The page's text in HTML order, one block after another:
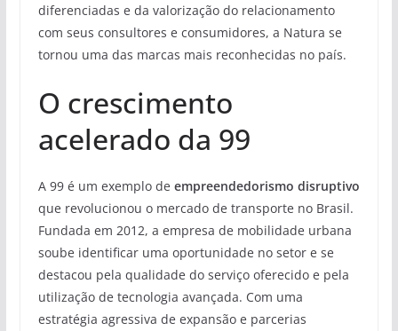
diferenciadas e da valorização do relacionamento
com seus consultores e consumidores, a Natura se
tornou uma das marcas mais reconhecidas no país.
O crescimento
acelerado da 99
A 99 é um exemplo de empreendedorismo disruptivo
que revolucionou o mercado de transporte no Brasil.
Fundada em 2012, a empresa de mobilidade urbana
soube identificar uma oportunidade no setor e se
destacou pela qualidade do serviço oferecido e pela
utilização de tecnologia avançada. Com uma
estratégia agressiva de expansão e parcerias